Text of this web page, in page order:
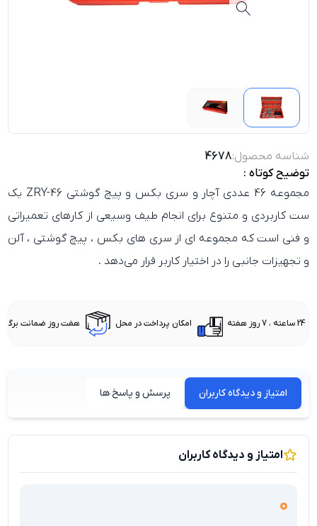
شناسه محصول:4678
توضیح کوتاه :
مجموعه 46 عددی آچار و سری بکس و پیچ گوشتی ZRY-46
یک
ست کاربردی و متنوع برای انجام طیف وسیعی از کارهای تعمیراتی
و فنی است که مجموعه‌ ای از سری‌ های بکس ، پیچ‌ گوشتی ، آلن
و تجهیزات جانبی را در اختیار کاربر قرار می‌دهد .
24 ساعته ، 7 روز هفته امکان پرداخت در محل هفت روز ضمانت
امتیاز و دیدگاه کاربران پرسش و پاسخ ها
امتیاز و دیدگاه کاربران
0